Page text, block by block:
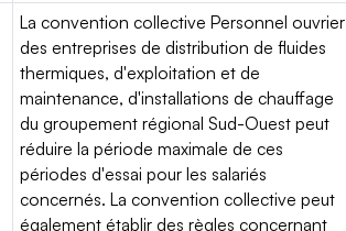
La convention collective Personnel ouvrier
des entreprises de distribution de fluides
thermiques, d'exploitation et de
maintenance, d'installations de chauffage
du groupement régional Sud-Ouest peut
réduire la période maximale de ces
périodes d'essai pour les salariés
concernés. La convention collective peut
également établir des règles concernant